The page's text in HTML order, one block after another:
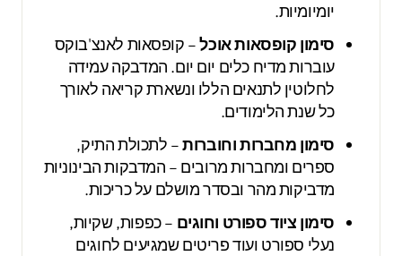
יומיומיות.
סימון קופסאות אוכל– קופסאות לאנצ'בוקס
עוברות מדיח כלים יום יום. המדבקה עמידה
לחלוטין לתנאים הללו ונשארת קריאה לאורך
כל שנת הלימודים.
סימון מחברות וחוברות– לתכולת התיק,
ספרים ומחברות מרובים – המדבקות הבינוניות
מדביקות מהר ובסדר מושלם על כריכות.
סימון ציוד ספורט וחוגים– כפפות, שקיות,
נעלי ספורט ועוד פריטים שמגיעים לחוגים